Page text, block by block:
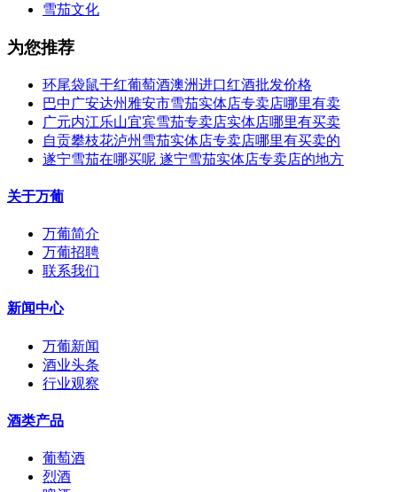
雪茄文化
为您推荐
环尾袋鼠干红葡萄酒澳洲进口红酒批发价格
巴中广安达州雅安市雪茄实体店专卖店哪里有卖
广元内江乐山宜宾雪茄专卖店实体店哪里有买卖
自贡攀枝花泸州雪茄实体店专卖店哪里有买卖的
遂宁雪茄在哪买呢 遂宁雪茄实体店专卖店的地方
关于万葡
万葡简介
万葡招聘
联系我们
新闻中心
万葡新闻
酒业头条
行业观察
酒类产品
葡萄酒
烈酒